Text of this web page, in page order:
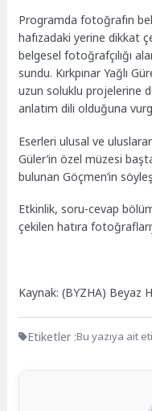
Programda fotoğrafın
hafızadaki yerine dikkat
belgesel fotoğrafçılığı
sundu. Kırkpınar Yağlı
uzun soluklu projelerine
anlatım dili olduğuna
Eserleri ulusal ve
Güler’in özel müzesi
bulunan Göçmen’in
Etkinlik, soru-cevap
çekilen hatıra
Kaynak: (BYZHA) Beyaz
Etiketler :Bu yazıya ait